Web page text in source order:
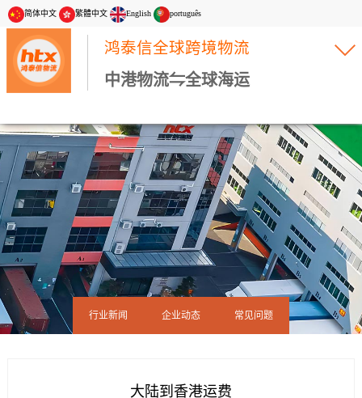
简体中文 繁體中文 English português
鸿泰信全球跨境物流
中港物流⇋全球海运
行业新闻 企业动态 常见问题
大陆到香港运费